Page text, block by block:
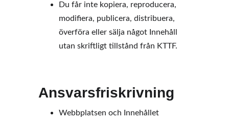
Du får inte kopiera, reproducera,
modifiera, publicera, distribuera,
överföra eller sälja något Innehåll
utan skriftligt tillstånd från KTTF.
Ansvarsfriskrivning
Webbplatsen och Innehållet